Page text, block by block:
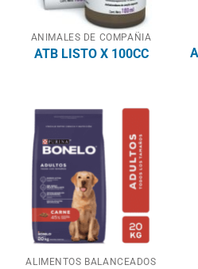
ANIMALES DE COMPAÑIA
ATB LISTO X 100CC
ALIMENTOS BALANCEADOS